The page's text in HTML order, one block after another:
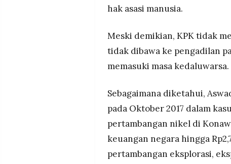
hak asasi manusia.
Meski demikian, KPK tidak
tidak dibawa ke pengadilan
memasuki masa kedaluwarsa.
Sebagaimana diketahui,
pada Oktober 2017 dalam
pertambangan nikel di
keuangan negara hingga
pertambangan eksplorasi,